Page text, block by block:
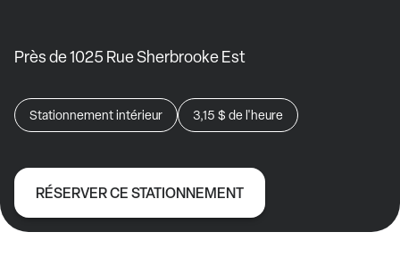
Près de 1025 Rue Sherbrooke Est
Stationnement intérieur 3,15 $ de l'heure
RÉSERVER CE STATIONNEMENT